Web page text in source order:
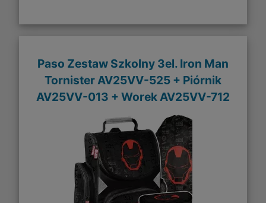
Paso Zestaw Szkolny 3el. Iron Man
Tornister AV25VV-525 + Piórnik
AV25VV-013 + Worek AV25VV-712